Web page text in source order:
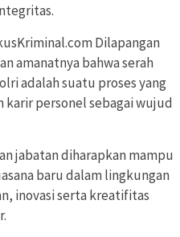
Dilapangan
amanatnya bahwa serah
adalah suatu proses yang
karir personel sebagai wujud
jabatan diharapkan mampu
baru dalam lingkungan
inovasi serta kreatifitas